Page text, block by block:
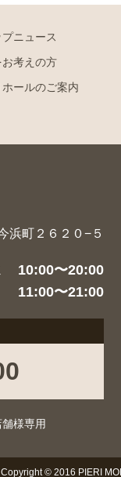
ニュース
お考えの方
ホールのご案内
浜町２６２０−５
10:00〜20:00
11:00〜21:00
舗様専用
Copyright © 2016 PIERI